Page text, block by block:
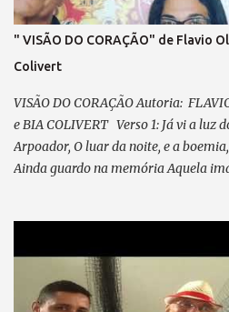
" VISÃO DO CORAÇÃO" de Flavio
Colivert
VISÃO DO CORAÇÃO Autoria:
e BIA COLIVERT Verso 1: Já vi a luz
Arpoador, O luar da noite, e a
Ainda guardo na memória Aquela
Refrão 1: A visão do coração... Vê
quem enxerga com o instinto, E faz
olhar interno, o seu ABSINTO; Dos